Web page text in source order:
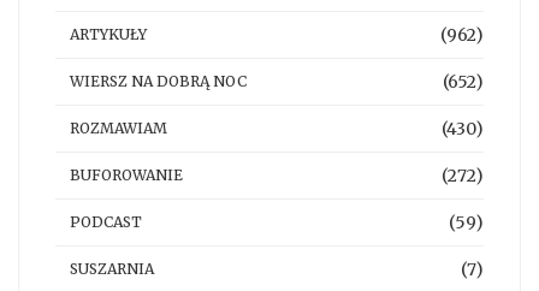
ARTYKUŁY (962)
WIERSZ NA DOBRĄ NOC (652)
ROZMAWIAM (430)
BUFOROWANIE (272)
PODCAST (59)
SUSZARNIA (7)